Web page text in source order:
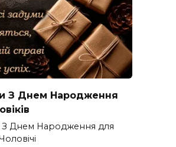
З Днем Народження
З Днем Народження для